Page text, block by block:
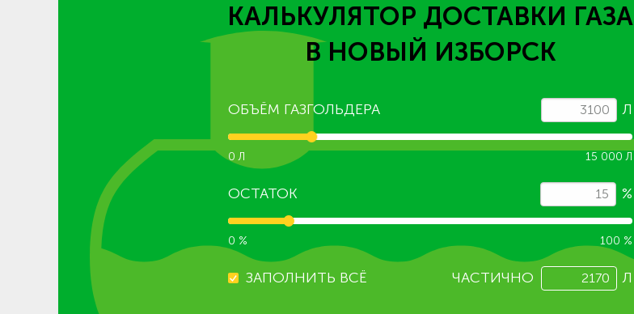
КАЛЬКУЛЯТОР ДОСТАВКИ ГАЗА
В НОВЫЙ ИЗБОРСК
ОБЪЁМ ГАЗГОЛЬДЕРА Л
0 Л 15 000 Л
ОСТАТОК %
0 % 100 %
ЗАПОЛНИТЬ ВСЁ ЧАСТИЧНО Л